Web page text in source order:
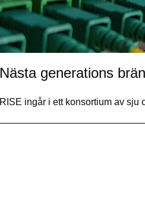
Nästa generations
RISE ingår i ett konsortium av